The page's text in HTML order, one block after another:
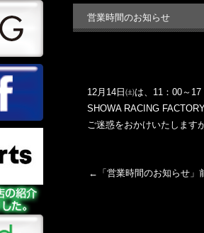
営業時間のお知らせ
12月14日㈯は、11：00～17
SHOWA RACING
ご迷惑をおかけいたします
←「 営業時間のお知らせ